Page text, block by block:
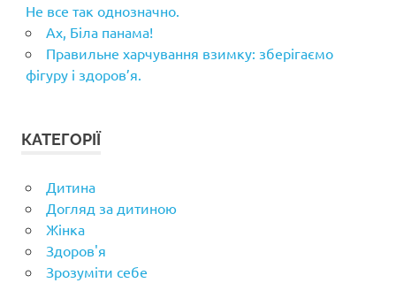
Не все так однозначно.
Ах, Біла панама!
Правильне харчування взимку: зберігаємо
фігуру і здоров’я.
КАТЕГОРІЇ
Дитина
Догляд за дитиною
Жінка
Здоров'я
Зрозуміти себе